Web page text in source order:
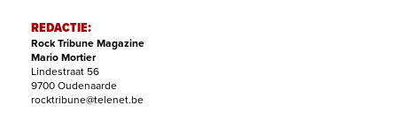
REDACTIE:
Rock Tribune Magazine
Mario Mortier
Lindestraat 56
9700 Oudenaarde
rocktribune@telenet.be